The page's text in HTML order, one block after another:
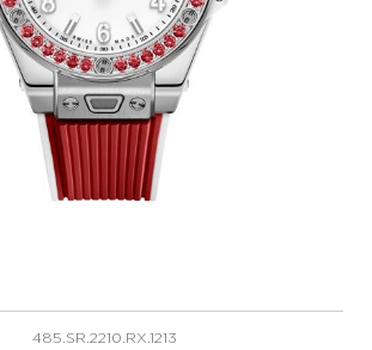
485.SR.2210.RX.1213